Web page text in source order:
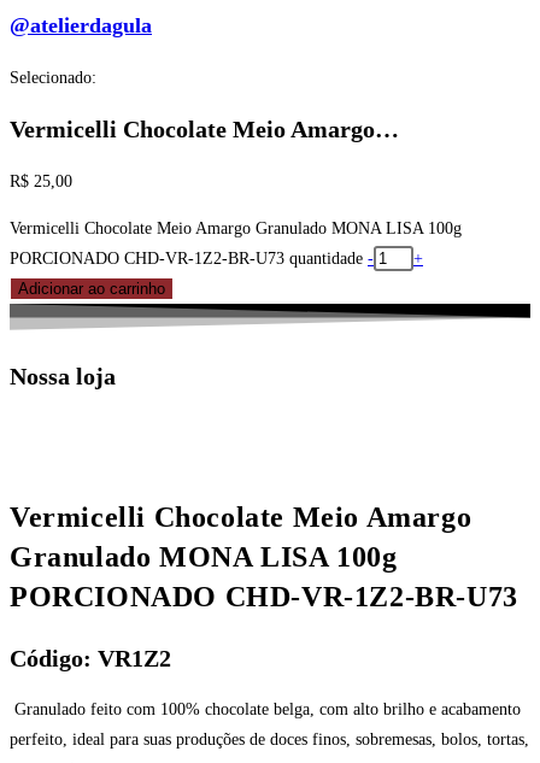
@atelierdagula
Selecionado:
Vermicelli Chocolate Meio Amargo…
R$ 25,00
Vermicelli Chocolate Meio Amargo Granulado MONA LISA 100g
PORCIONADO CHD-VR-1Z2-BR-U73 quantidade -
+
Adicionar ao carrinho
Nossa loja
Vermicelli Chocolate Meio Amargo
Granulado MONA LISA 100g
PORCIONADO CHD-VR-1Z2-BR-U73
Código: VR1Z2
Granulado feito com 100% chocolate belga, com alto brilho e acabamento
perfeito, ideal para suas produções de doces finos, sobremesas, bolos, tortas,